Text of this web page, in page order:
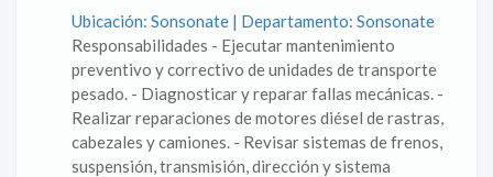
Ubicación: Sonsonate | Departamento: Sonsonate
Responsabilidades - Ejecutar mantenimiento
preventivo y correctivo de unidades de transporte
pesado. - Diagnosticar y reparar fallas mecánicas. -
Realizar reparaciones de motores diésel de rastras,
cabezales y camiones. - Revisar sistemas de frenos,
suspensión, transmisión, dirección y sistema